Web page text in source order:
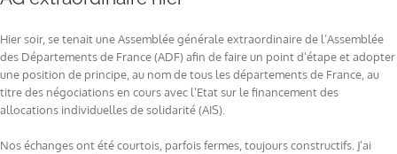
Hier soir, se tenait une Assemblée générale extraordinaire de l’Assemblée
des Départements de France (ADF) afin de faire un point d’étape et adopter
une position de principe, au nom de tous les départements de France, au
titre des négociations en cours avec l’Etat sur le financement des
allocations individuelles de solidarité (AIS).
Nos échanges ont été courtois, parfois fermes, toujours constructifs. J’ai